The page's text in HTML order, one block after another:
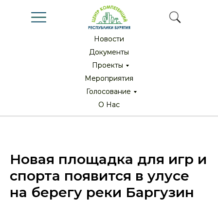
Новости
Новости
Документы
Документы
Мероприятия
Мероприятия
Проекты
Проекты
О Нас
О Нас
Голосование
Голосование
Новая площадка для игр и
спорта появится в улусе
на берегу реки Баргузин